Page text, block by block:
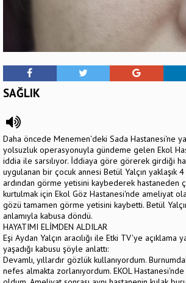
SAĞLIK
Daha öncede Menemen'deki Sada Hastanesi'ne
yolsuzluk operasyonuyla gündeme gelen Ekol
iddia ile sarsılıyor. İddiaya göre görerek girdiği
uygulanan bir çocuk annesi Betül Yalçın yaklaşık
ardından görme yetisini kaybederek hastaneden
kurtulmak için Ekol Göz Hastanesi'nde ameliyat
gözü tamamen görme yetisini kaybetti. Betül
anlamıyla kabusa döndü.
HAYATIMI ELİMDEN ALDILAR
Eşi Aydan Yalçın aracılığı ile Etki TV'ye açıklama
yaşadığı kabusu şöyle anlattı:
Devamlı, yıllardır gözlük kullanıyordum.
nefes almakta zorlanıyordum. EKOL